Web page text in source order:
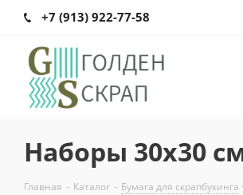
+7 (913) 922-77-58
Наборы 30х30
Главная - Каталог - Бумага для скрапбукинга